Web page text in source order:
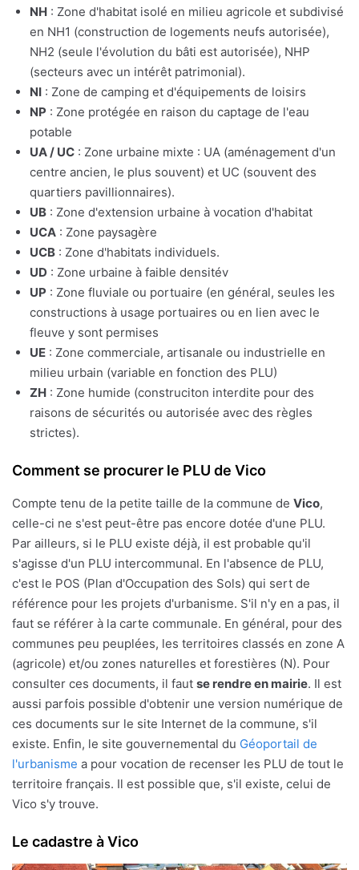
NH : Zone d'habitat isolé en milieu agricole et subdivisé
en NH1 (construction de logements neufs autorisée),
NH2 (seule l'évolution du bâti est autorisée), NHP
(secteurs avec un intérêt patrimonial).
NI : Zone de camping et d'équipements de loisirs
NP : Zone protégée en raison du captage de l'eau
potable
UA / UC : Zone urbaine mixte : UA (aménagement d'un
centre ancien, le plus souvent) et UC (souvent des
quartiers pavillionnaires).
UB : Zone d'extension urbaine à vocation d'habitat
UCA : Zone paysagère
UCB : Zone d'habitats individuels.
UD : Zone urbaine à faible densitév
UP : Zone fluviale ou portuaire (en général, seules les
constructions à usage portuaires ou en lien avec le
fleuve y sont permises
UE : Zone commerciale, artisanale ou industrielle en
milieu urbain (variable en fonction des PLU)
ZH : Zone humide (construciton interdite pour des
raisons de sécurités ou autorisée avec des règles
strictes).
Comment se procurer le PLU de Vico
Compte tenu de la petite taille de la commune de Vico,
celle-ci ne s'est peut-être pas encore dotée d'une PLU.
Par ailleurs, si le PLU existe déjà, il est probable qu'il
s'agisse d'un PLU intercommunal. En l'absence de PLU,
c'est le POS (Plan d'Occupation des Sols) qui sert de
référence pour les projets d'urbanisme. S'il n'y en a pas, il
faut se référer à la carte communale. En général, pour des
communes peu peuplées, les territoires classés en zone A
(agricole) et/ou zones naturelles et forestières (N). Pour
consulter ces documents, il faut se rendre en mairie. Il est
aussi parfois possible d'obtenir une version numérique de
ces documents sur le site Internet de la commune, s'il
existe. Enfin, le site gouvernemental du Géoportail de
l'urbanisme a pour vocation de recenser les PLU de tout le
territoire français. Il est possible que, s'il existe, celui de
Vico s'y trouve.
Le cadastre à Vico